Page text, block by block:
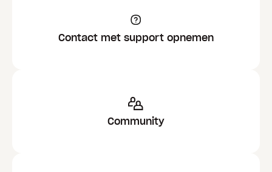
Contact met support opnemen
Community